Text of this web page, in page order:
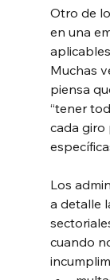
Otro de
en una
Muchas
piensa
“tener
cada giro
Los
a detalle
cuando